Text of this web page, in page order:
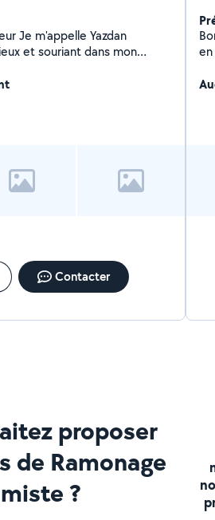
Je m'appelle Yazdan
et souriant dans mon
électrique Installation des
Contacter
en PVC et
proposer
de Ramonage
?